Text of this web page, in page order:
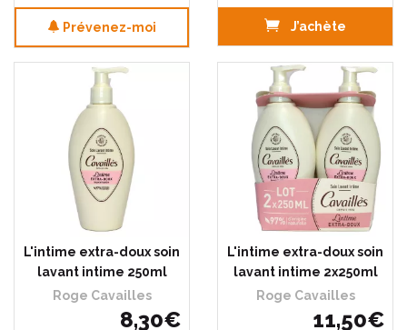
Prévenez-moi J’achète
L'intime extra-doux soin
lavant intime 250ml
Roge Cavailles
8,30€
L'intime extra-doux soin
lavant intime 2x250ml
Roge Cavailles
11,50€